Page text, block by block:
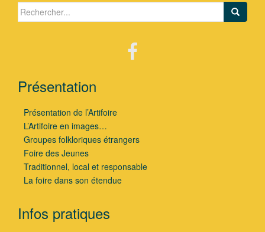
Search for:
Présentation
Présentation de l’Artifoire
L’Artifoire en images…
Groupes folkloriques étrangers
Foire des Jeunes
Traditionnel, local et responsable
La foire dans son étendue
Infos pratiques